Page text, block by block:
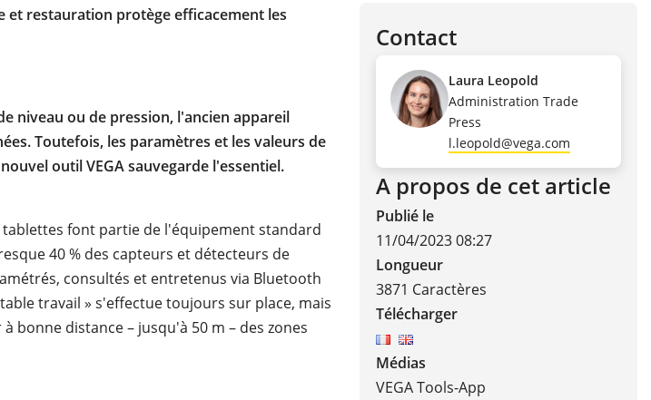
et restauration protège efficacement les
niveau ou de pression, l'ancien appareil
Toutefois, les paramètres et les valeurs de
outil VEGA sauvegarde l'essentiel.
font partie de l'équipement standard
40 % des capteurs et détecteurs de
consultés et entretenus via Bluetooth
travail » s'effectue toujours sur place, mais
bonne distance – jusqu'à 50 m – des zones
Contact
Laura Leopold
Administration Trade
Press
l.leopold@vega.com
A propos de cet article
Publié le
11/04/2023 08:27
Longueur
3871 Caractères
Télécharger
Médias
VEGA Tools-App